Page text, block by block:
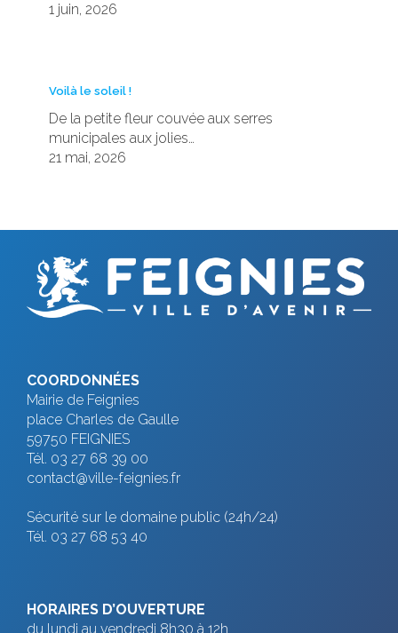
1 juin, 2026
Voilà le soleil !
De la petite fleur couvée aux serres
municipales aux jolies…
21 mai, 2026
COORDONNÉES
Mairie de Feignies
place Charles de Gaulle
59750 FEIGNIES
Tél. 03 27 68 39 00
contact@ville-feignies.fr
Sécurité sur le domaine public (24h/24)
Tél. 03 27 68 53 40
HORAIRES D’OUVERTURE
du lundi au vendredi 8h30 à 12h